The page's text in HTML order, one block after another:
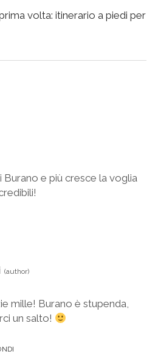
volta: itinerario a piedi per
Burano e più cresce la voglia
mille! Burano è stupenda,
un salto!